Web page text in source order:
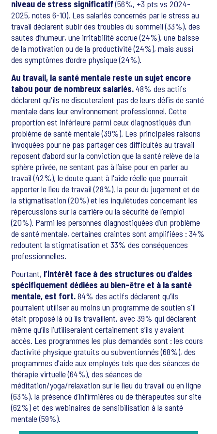
niveau de stress significatif(56%, +3 pts vs 2024-
2025, notes 6-10). Les salariés concernés par le stress au
travail déclarent subir des troubles du sommeil (33%), des
sautes d’humeur, une irritabilité accrue (24%), une baisse
de la motivation ou de la productivité (24%), mais aussi
des symptômes d’ordre physique (24%).
Au travail, la santé mentale reste un sujet encore
tabou pour de nombreux salariés.48% des actifs
déclarent qu'ils ne discuteraient pas de leurs défis de santé
mentale dans leur environnement professionnel. Cette
proportion est inférieure parmi ceux diagnostiqués d’un
problème de santé mentale (39%). Les principales raisons
invoquées pour ne pas partager ces difficultés au travail
reposent d’abord sur la conviction que la santé relève de la
sphère privée, ne sentant pas à l’aise pour en parler au
travail (42%), le doute quant à l'aide réelle que pourrait
apporter le lieu de travail (28%), la peur du jugement et de
la stigmatisation (20%) et les inquiétudes concernant les
répercussions sur la carrière ou la sécurité de l'emploi
(20%). Parmi les personnes diagnostiquées d’un problème
de santé mentale, certaines craintes sont amplifiées : 34%
redoutent la stigmatisation et 33% des conséquences
professionnelles.
Pourtant, l’intérêt face à des structures ou d’aides
spécifiquement dédiées au bien-être et à la santé
mentale, est fort.84% des actifs déclarent qu’ils
pourraient utiliser au moins un programme de soutien s'il
était proposé là où ils travaillent, avec 39% qui déclarent
même qu’ils l'utiliseraient certainement s’ils y avaient
accès. Les programmes les plus demandés sont : les cours
d’activité physique gratuits ou subventionnés (68%), des
programmes d'aide aux employés tels que des séances de
thérapie virtuelle (64%), des séances de
méditation/yoga/relaxation sur le lieu du travail ou en ligne
(63%), la présence d’infirmières ou de thérapeutes sur site
(62%) et des webinaires de sensibilisation à la santé
mentale (59%).